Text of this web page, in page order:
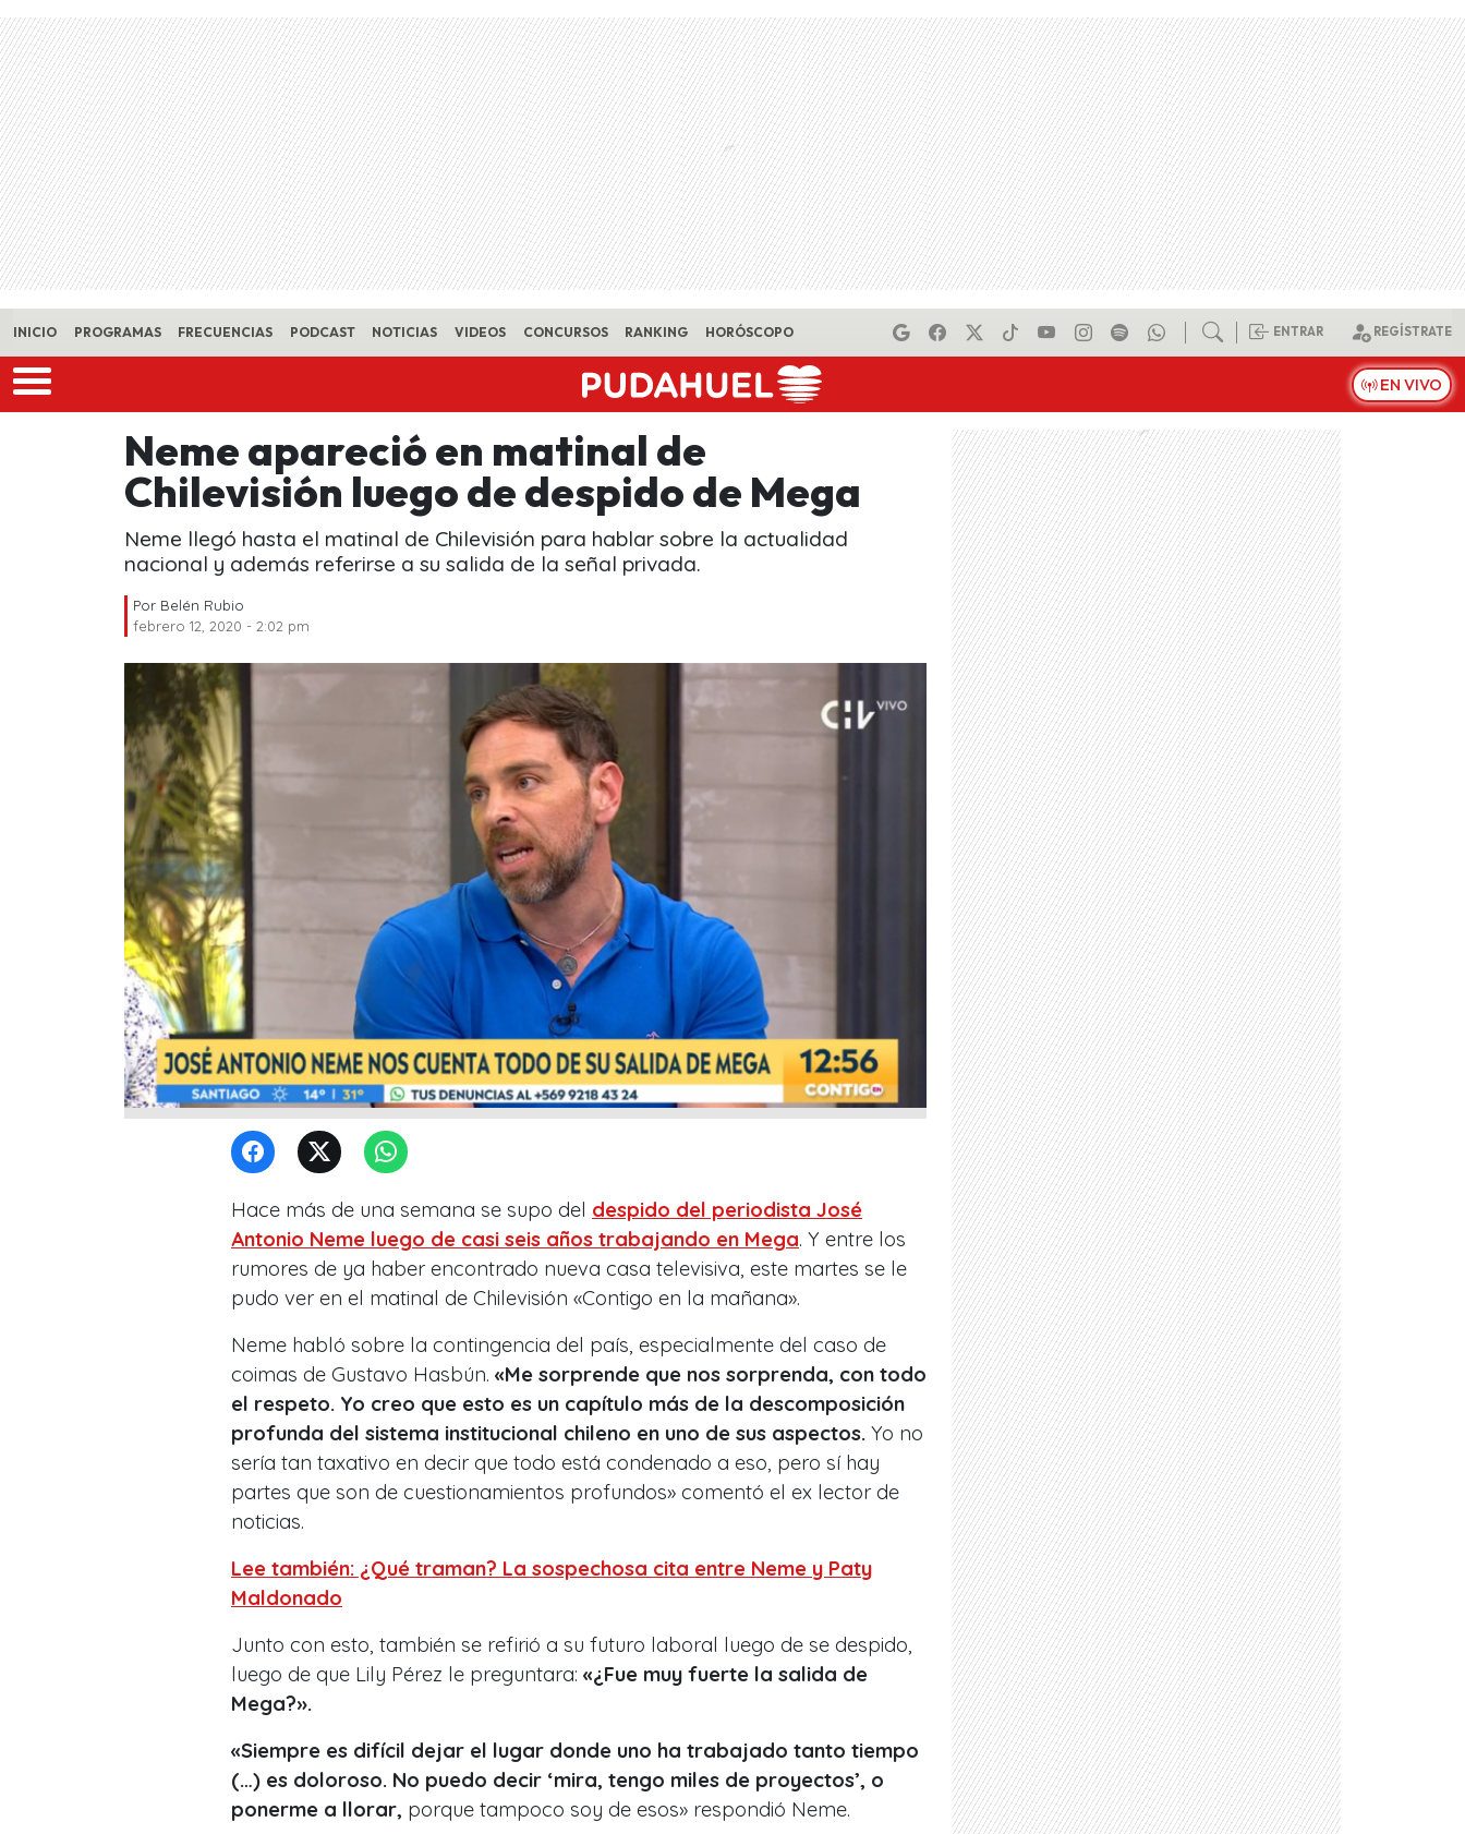
Skip to main content
INICIO PROGRAMAS FRECUENCIAS PODCAST NOTICIAS VIDEOS CONCURSOS RANKING HORÓSCOPO ENTRAR REGÍSTRATE
EN VIVO
Neme apareció en matinal de
Chilevisión luego de despido de Mega
Neme llegó hasta el matinal de Chilevisión para hablar sobre la actualidad
nacional y además referirse a su salida de la señal privada.
Por Belén Rubio
febrero 12, 2020 - 2:02 pm
Hace más de una semana se supo del despido del periodista José
Antonio Neme luego de casi seis años trabajando en Mega. Y entre los
rumores de ya haber encontrado nueva casa televisiva, este martes se le
pudo ver en el matinal de Chilevisión «Contigo en la mañana».
Neme habló sobre la contingencia del país, especialmente del caso de
coimas de Gustavo Hasbún. «Me sorprende que nos sorprenda, con todo
el respeto. Yo creo que esto es un capítulo más de la descomposición
profunda del sistema institucional chileno en uno de sus aspectos. Yo no
sería tan taxativo en decir que todo está condenado a eso, pero sí hay
partes que son de cuestionamientos profundos» comentó el ex lector de
noticias.
Lee también: ¿Qué traman? La sospechosa cita entre Neme y Paty
Maldonado
Junto con esto, también se refirió a su futuro laboral luego de se despido,
luego de que Lily Pérez le preguntara: «¿Fue muy fuerte la salida de
Mega?».
«Siempre es difícil dejar el lugar donde uno ha trabajado tanto tiempo
(…) es doloroso. No puedo decir ‘mira, tengo miles de proyectos’, o
ponerme a llorar, porque tampoco soy de esos» respondió Neme.